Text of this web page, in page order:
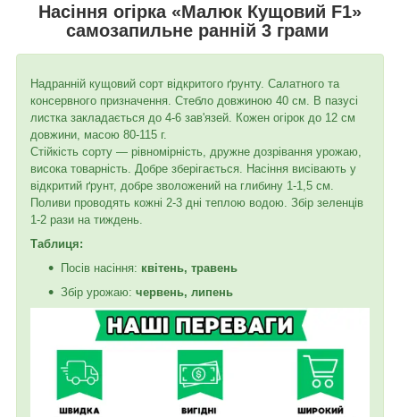
Насіння огірка «Малюк Кущовий F1»
самозапильне ранній 3 грами
Надранній кущовий сорт відкритого ґрунту. Салатного та
консервного призначення. Стебло довжиною 40 см. В пазусі
листка закладається до 4-6 зав'язей. Кожен огірок до 12 см
довжини, масою 80-115 г.
Стійкість сорту — рівномірність, дружне дозрівання урожаю,
висока товарність. Добре зберігається. Насіння висівають у
відкритий ґрунт, добре зволожений на глибину 1-1,5 см.
Поливи проводять кожні 2-3 дні теплою водою. Збір зеленців
1-2 рази на тиждень.
Таблиця:
Посів насіння: квітень, травень
Збір урожаю: червень, липень